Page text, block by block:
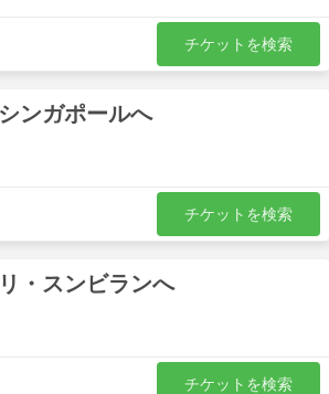
- ヌグリ・スンビラン
シル・グダン
ル - パシル・グダン
- トゥルック・インタン
チケット料金＆バス
チケットを検索
ンガポールへ
チケットを検索
・スンビランへ
チケットを検索